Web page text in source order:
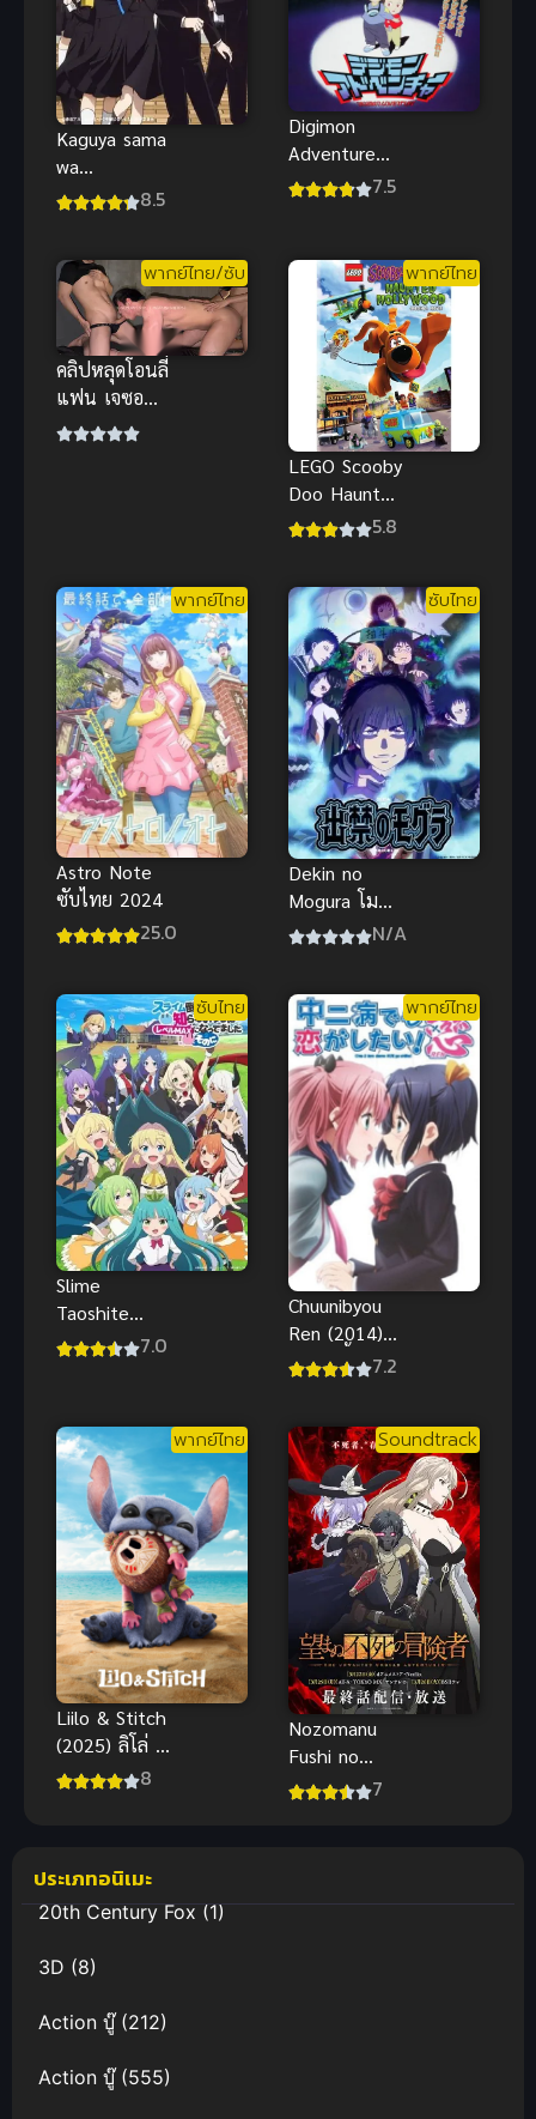
Kaguya sama
wa
Kokurasetai
ซะดีๆ ภาค 2
8.5
Digimon
Adventure
(1999) ดิจิ
อนิเมะพากย์
ไทย
7.5
พากย์ไทย/ซับ
คลิปหลุดโอนลี่
แฟน เจซอน
ฟอร์วาย งาน
พากย์ไทย
LEGO Scooby
Doo Haunted
Hollywood
ไทย
5.8
พากย์ไทย
Astro Note
ซับไทย 2024
25.0
ซับไทย
Dekin no
Mogura โม
กุระ เลอะหลุด
N/A
ซับไทย
Slime
Taoshite
300-nen
ปี รู้ตัวอีกทีก็
เลเวล MAX
ซะแล้ว ภาค 2
7.0
พากย์ไทย
Chuunibyou
Ren (2014)
รักสุดเพี้ยนข
2
7.2
พากย์ไทย
Liilo & Stitch
(2025) ลิโล่ &
สติทช์
8
Soundtrack
Nozomanu
Fushi no
Boukensha7
ประเภทอนิเมะ
20th Century Fox(1)
3D (8)
Action บู๊(212)
Action บู๊(555)